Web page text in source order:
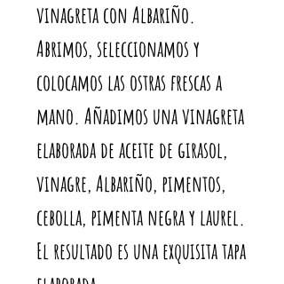
vinagreta con Albariño.
Abrimos, seleccionamos y
colocamos las ostras frescas a
mano. Añadimos una vinagreta
elaborada de aceite de girasol,
vinagre, Albariño, pimentos,
cebolla, pimenta negra y laurel.
El resultado es una exquisita tapa